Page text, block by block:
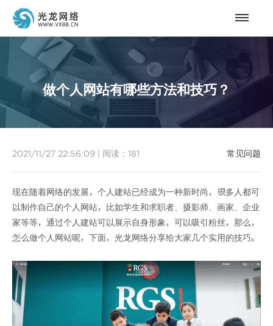
做个人网站有哪些方法和技巧？
常见问题
2021/11/27 22:56:09 阅读： 181
现在随着网络的发展，个人建站已经成为一种新时尚，很多人都可
以制作自己的个人网站，比如学生和求职者、摄影师、画家、企业
家等等，通过个人建站可以展示自身形象，可以吸引粉丝，那么，
怎么做个人网站呢，下面，光龙网络分享给大家几个实用的技巧。